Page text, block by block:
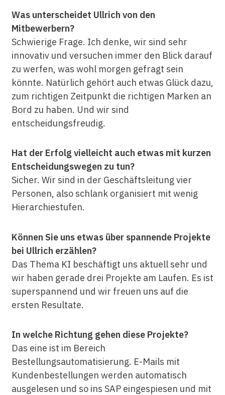
Was unterscheidet Ullrich von den
Mitbewerbern?
Schwierige Frage. Ich denke, wir sind sehr
innovativ und versuchen immer den Blick darauf
zu werfen, was wohl morgen gefragt sein
könnte. Natürlich gehört auch etwas Glück dazu,
zum richtigen Zeitpunkt die richtigen Marken an
Bord zu haben. Und wir sind
entscheidungsfreudig.
Hat der Erfolg vielleicht auch etwas mit kurzen
Entscheidungswegen zu tun?
Sicher. Wir sind in der Geschäftsleitung vier
Personen, also schlank organisiert mit wenig
Hierarchiestufen.
Können Sie uns etwas über spannende Projekte
bei Ullrich erzählen?
Das Thema KI beschäftigt uns aktuell sehr und
wir haben gerade drei Projekte am Laufen. Es ist
superspannend und wir freuen uns auf die
ersten Resultate.
In welche Richtung gehen diese Projekte?
Das eine ist im Bereich
Bestellungsautomatisierung. E-Mails mit
Kundenbestellungen werden automatisch
ausgelesen und so ins SAP eingespiesen und mit